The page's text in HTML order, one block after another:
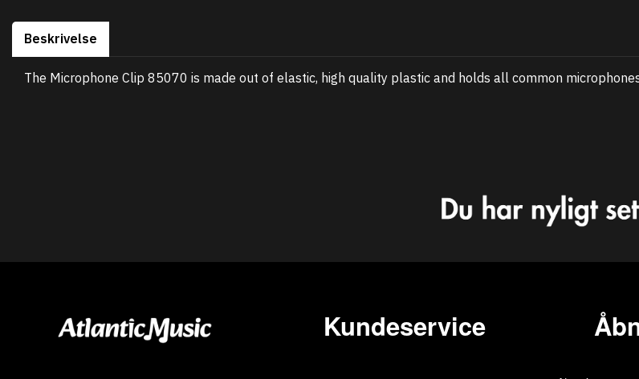
Beskrivelse
The Microphone Clip 85070 is made out of elastic, high quality plastic and holds all common
Kundeservice